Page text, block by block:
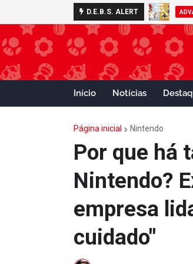
D.E.B.S. ALERT
Início Notícias
Página inicial Nintendo
Por que há
Nintendo?
empresa
cuidado"